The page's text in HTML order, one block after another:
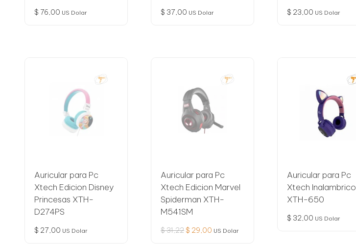
$ 76,00 US Dolar $ 37,00 US Dolar $ 23,00 US Dolar
Auricular para Pc
Xtech Edicion Disney
Princesas XTH-
D274PS
$ 27,00 US Dolar
Auricular para Pc
Xtech Edicion Marvel
Spiderman XTH-
M541SM
$31,22 El
precio
$ 29,00 El
US Dolar
Auricular para Pc
Xtech Inalambrico
XTH-650
$ 32,00 US Dolar